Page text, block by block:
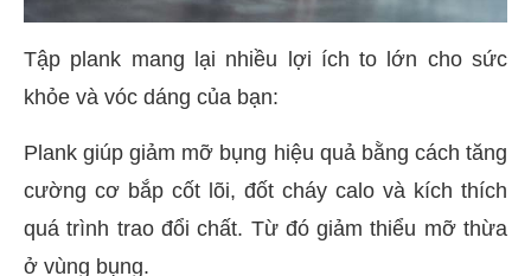
Tập plank mang lại nhiều lợi ích to lớn cho sức
khỏe và vóc dáng của bạn:
Plank giúp giảm mỡ bụng hiệu quả bằng cách tăng
cường cơ bắp cốt lõi, đốt cháy calo và kích thích
quá trình trao đổi chất. Từ đó giảm thiểu mỡ thừa
ở vùng bụng.